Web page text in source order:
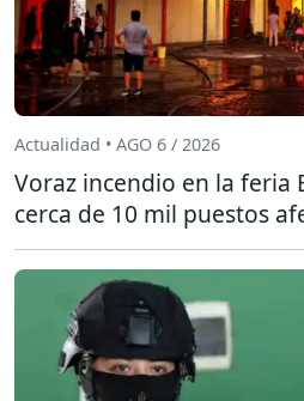
Actualidad • AGO 6 / 2026
Voraz incendio en la feria
cerca de 10 mil puestos